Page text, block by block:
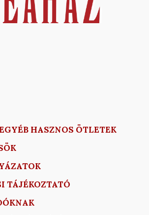
HASZNOS ÖTLETEK
TÁJÉKOZTATÓ